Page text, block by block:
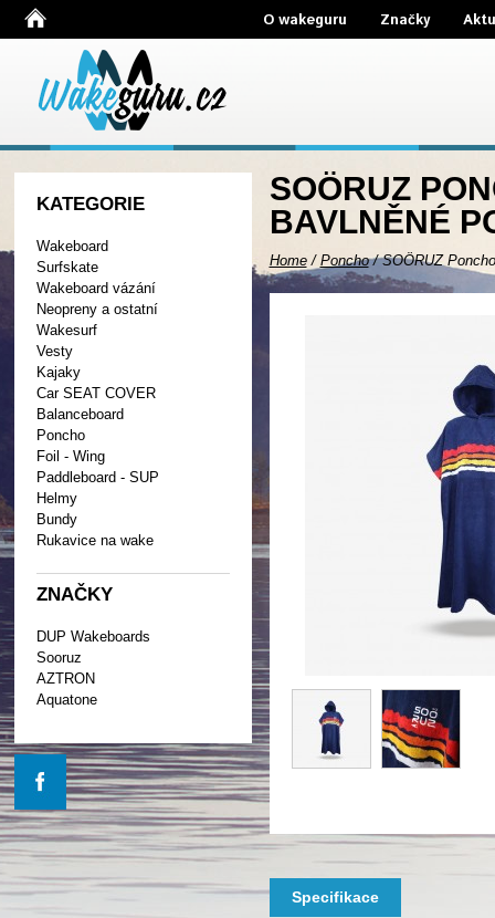
O wakeguru Značky
KATEGORIE
Wakeboard
Surfskate
Wakeboard vázání
Neopreny a ostatní
Wakesurf
Vesty
Kajaky
Car SEAT COVER
Balanceboard
Poncho
Foil - Wing
Paddleboard - SUP
Helmy
Bundy
Rukavice na wake
ZNAČKY
DUP Wakeboards
Sooruz
AZTRON
Aquatone
SOÖRUZ
BAVLNĚNÉ
Home/ Poncho/SOÖRUZ
Specifikace